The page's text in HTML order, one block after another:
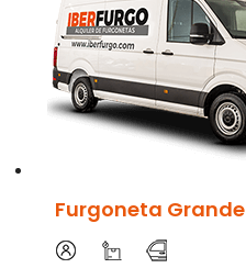
Furgoneta Grande